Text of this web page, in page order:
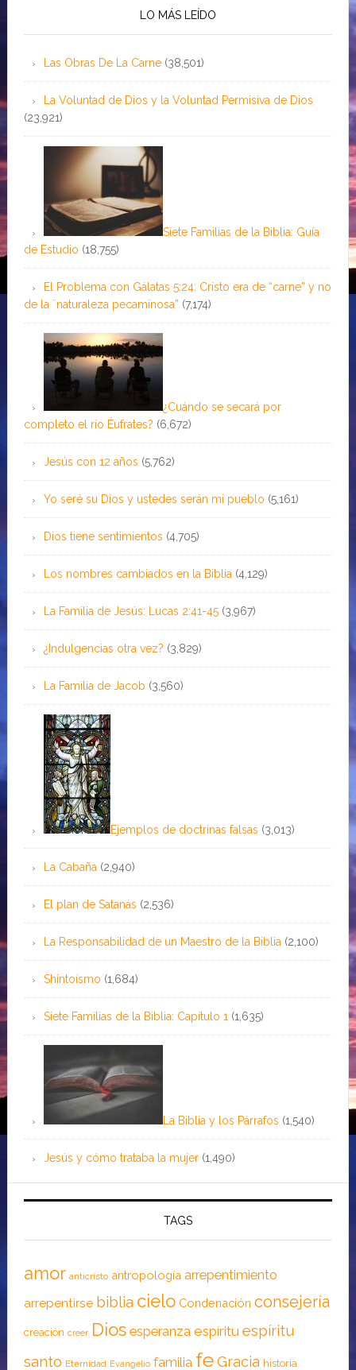
LO MÁS LEÍDO
Las Obras De La Carne (38,501)
La Voluntad de Dios y la Voluntad Permisiva de Dios
(23,921)
Siete Familias de la Biblia: Guía
de Estudio (18,755)
El Problema con Gálatas 5:24: Cristo era de “carne” y no
de la ¨naturaleza pecaminosa” (7,174)
¿Cuándo se secará por
completo el río Éufrates? (6,672)
Jesús con 12 años (5,762)
Yo seré su Dios y ustedes serán mi pueblo (5,161)
Dios tiene sentimientos (4,705)
Los nombres cambiados en la Biblia (4,129)
La Familia de Jesús: Lucas 2:41-45 (3,967)
¿Indulgencias otra vez? (3,829)
La Familia de Jacob (3,560)
Ejemplos de doctrinas falsas (3,013)
La Cabaña (2,940)
El plan de Satanás (2,536)
La Responsabilidad de un Maestro de la Biblia (2,100)
Shintoísmo (1,684)
Siete Familias de la Biblia: Capítulo 1 (1,635)
La Biblia y los Párrafos (1,540)
Jesús y cómo trataba la mujer (1,490)
TAGS
amor anticristo antropología arrepentimiento
arrepentirse biblia cielo Condenación consejería
creación creer Dios esperanza espíritu espíritu
santo Eternidad Evangelio familia feGracia historia